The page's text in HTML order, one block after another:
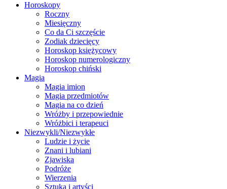
Horoskopy
Roczny
Miesięczny
Co da Ci szczęście
Zodiak dziecięcy
Horoskop księżycowy
Horoskop numerologiczny
Horoskop chiński
Magia
Magia imion
Magia przedmiotów
Magia na co dzień
Wróżby i przepowiednie
Wróżbici i terapeuci
Niezwykli/Niezwykłe
Ludzie i życie
Znani i lubiani
Zjawiska
Podróże
Wierzenia
Sztuka i artyści